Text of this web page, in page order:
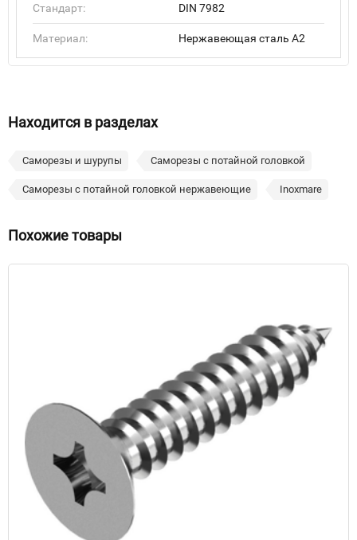
Стандарт: DIN 7982
Материал: Нержавеющая сталь A2
Находится в разделах
Саморезы и шурупы Саморезы с потайной головкой
Саморезы с потайной головкой нержавеющие Inoxmare
Похожие товары